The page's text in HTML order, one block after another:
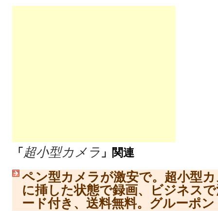
「 超小型カメラ 」関連
ペン型カメラが激安で。超小型
に挿した状態で録画、ビジネス
ード付き、送料無料。グルーポン